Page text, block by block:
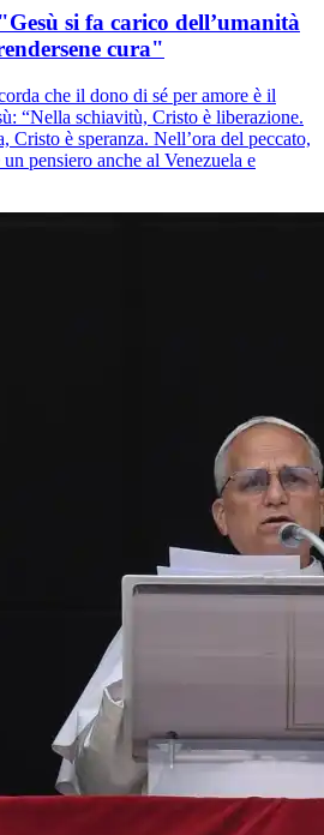
si fa carico dell’umanità
cura"
che il dono di sé per amore è il
“Nella schiavitù, Cristo è liberazione.
Cristo è speranza. Nell’ora del peccato,
pensiero anche al Venezuela e